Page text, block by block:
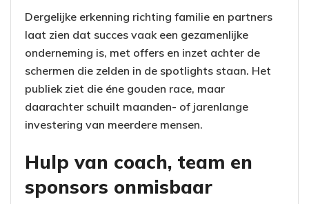
Dergelijke erkenning richting familie en partners
laat zien dat succes vaak een gezamenlijke
onderneming is, met offers en inzet achter de
schermen die zelden in de spotlights staan. Het
publiek ziet die éne gouden race, maar
daarachter schuilt maanden- of jarenlange
investering van meerdere mensen.
Hulp van coach, team en
sponsors onmisbaar